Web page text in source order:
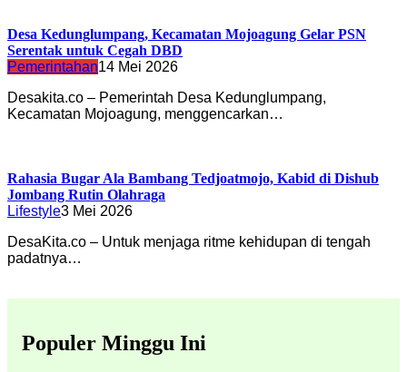
Desa Kedunglumpang, Kecamatan Mojoagung Gelar PSN
Serentak untuk Cegah DBD
Pemerintahan14 Mei 2026
Desakita.co – Pemerintah Desa Kedunglumpang,
Kecamatan Mojoagung, menggencarkan…
Rahasia Bugar Ala Bambang Tedjoatmojo, Kabid di Dishub
Jombang Rutin Olahraga
Lifestyle3 Mei 2026
DesaKita.co – Untuk menjaga ritme kehidupan di tengah
padatnya…
Populer Minggu Ini